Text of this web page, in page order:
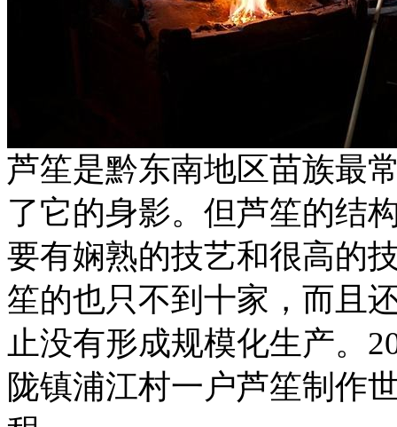
芦笙是黔东南地区苗族最
了它的身影。但芦笙的结
要有娴熟的技艺和很高的
笙的也只不到十家，而且
止没有形成规模化生产。
陇镇浦江村一户芦笙制作